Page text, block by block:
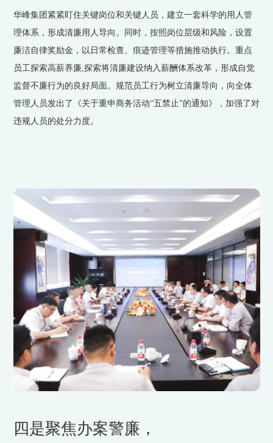
华峰集团紧紧盯住关键岗位和关键人员，建立一套科学的用人管
理体系，形成清廉用人导向。同时，按照岗位层级和风险，设置
廉洁自律奖励金，以日常检查、痕迹管理等措施推动执行。重点
员工探索高薪养廉,探索将清廉建设纳入薪酬体系改革，形成自觉
监督不廉行为的良好局面。规范员工行为树立清廉导向，向全体
管理人员发出了《关于重申商务活动“五禁止”的通知》，加强了对
违规人员的处分力度。
四是聚焦办案警廉，